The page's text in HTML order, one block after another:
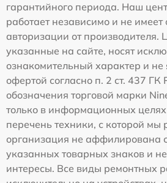
гарантийного периода. Наш
работает независимо и не
авторизации от производителя.
указанные на сайте, носят
ознакомительный характер и не
офертой согласно п. 2 ст. 437
обозначения торговой марки
только в информационных
перечень техники, с которой
организация не аффилирована
указанных товарных знаков и
интересы. Все виды ремонтных